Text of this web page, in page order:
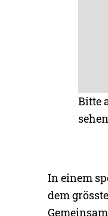
Bitte
In einem
dem